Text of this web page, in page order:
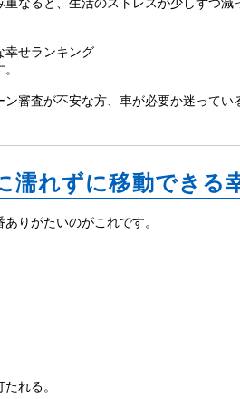
幸せランキング
審査が不安な方、車が必要か迷って
濡れずに移動できる
りがたいのがこれです。
れる。